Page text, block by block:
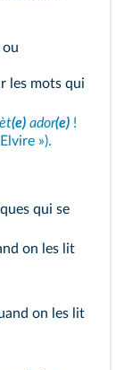
ou
les mots qui
(e) ador(e) !
»).
qui se
on les lit
on les lit